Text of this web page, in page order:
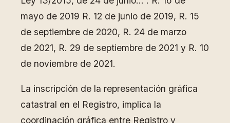
mayo de 2019 R. 12 de junio de 2019, R. 15
de septiembre de 2020, R. 24 de marzo
de 2021, R. 29 de septiembre de 2021 y R. 10
de noviembre de 2021.
La inscripción de la representación gráfica
catastral en el Registro, implica la
coordinación gráfica entre Registro y